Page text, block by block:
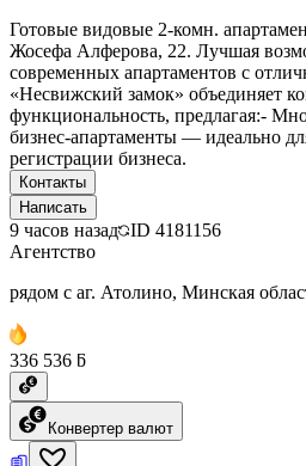
Готовые видовые 2-комн.
Жосефа Алферова, 22. Лучшая
современных апартаментов с
«Несвижский замок» объединяет
функциональность, предлагая:-
бизнес-апартаменты — идеально
регистрации бизнеса.
Контакты
Написать
9 часов назад ID 4181156
Агентство
рядом с аг. Атолино, Минская
336 536 ƃ
Конвертер валют